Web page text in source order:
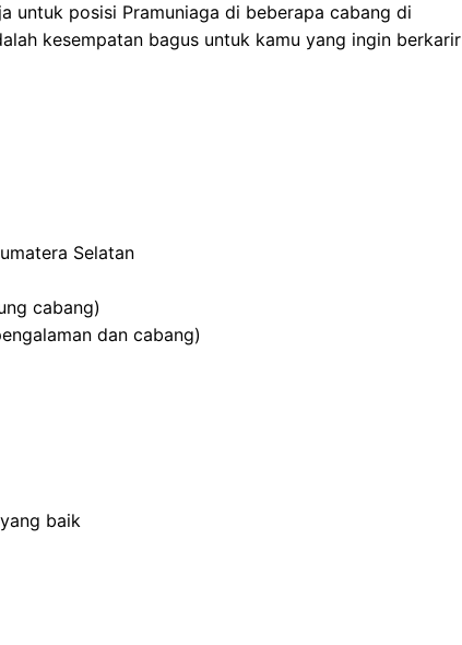
untuk posisi Pramuniaga di beberapa cabang di
kesempatan bagus untuk kamu yang ingin berkarir
Selatan
cabang)
dan cabang)
baik